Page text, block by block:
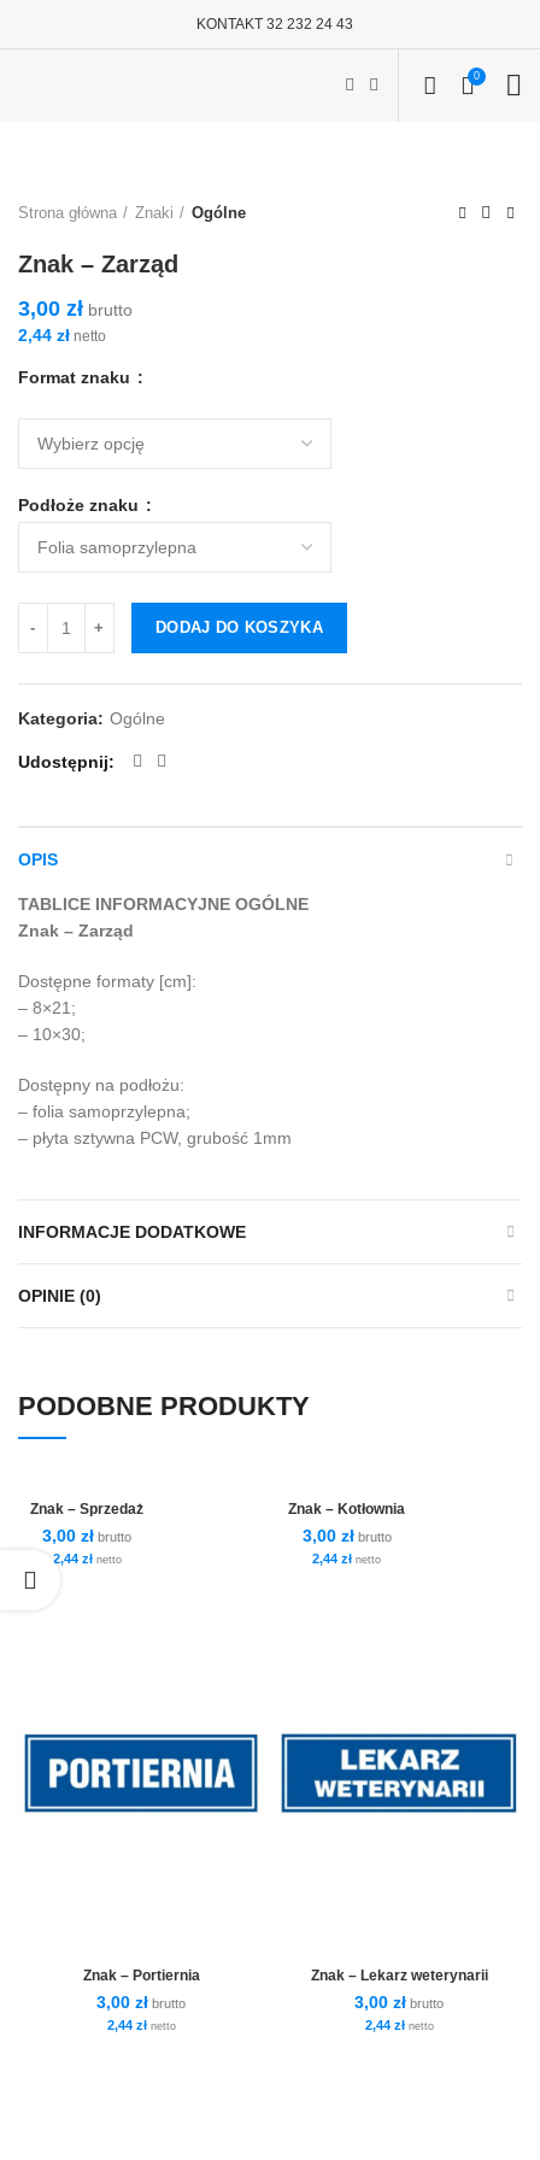
KONTAKT 32 232 24 43
0
Strona główna Znaki Ogólne
Znak – Zarząd
3,00 zł brutto
2,44 zł netto
Format znaku
Podłoże znaku
DODAJ DO KOSZYKA
Kategoria: Ogólne
Udostępnij
OPIS
TABLICE INFORMACYJNE OGÓLNE
Znak – Zarząd
Dostępne formaty [cm]:
– 8×21;
– 10×30;
Dostępny na podłożu:
– folia samoprzylepna;
– płyta sztywna PCW, grubość 1mm
INFORMACJE DODATKOWE
OPINIE (0)
PODOBNE PRODUKTY
Znak – Sprzedaż
3,00 zł brutto
2,44 złnetto
Znak – Kotłownia
3,00 złbrutto
2,44 zł netto
Znak – Portiernia
3,00 zł brutto
2,44 złnetto
Znak – Lekarz weterynarii
3,00 zł brutto
2,44 złnetto